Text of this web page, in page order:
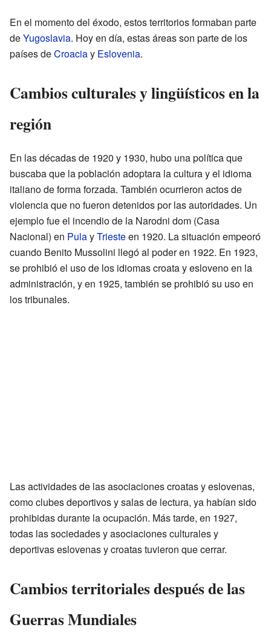
En el momento del éxodo, estos territorios formaban parte
deYugoslavia. Hoy en día, estas áreas son parte de los
países deCroaciay Eslovenia.
Cambios culturales y lingüísticos en la
región
En las décadas de 1920 y 1930, hubo una política que
buscaba que la población adoptara la cultura y el idioma
italiano de forma forzada. También ocurrieron actos de
violencia que no fueron detenidos por las autoridades. Un
ejemplo fue el incendio de la Narodni dom (Casa
Nacional) en PulayTriesteen 1920. La situación empeoró
cuando Benito Mussolini llegó al poder en 1922. En 1923,
se prohibió el uso de los idiomas croata y esloveno en la
administración, y en 1925, también se prohibió su uso en
los tribunales.
Las actividades de las asociaciones croatas y eslovenas,
como clubes deportivos y salas de lectura, ya habían sido
prohibidas durante la ocupación. Más tarde, en 1927,
todas las sociedades y asociaciones culturales y
deportivas eslovenas y croatas tuvieron que cerrar.
Cambios territoriales después de las
Guerras Mundiales